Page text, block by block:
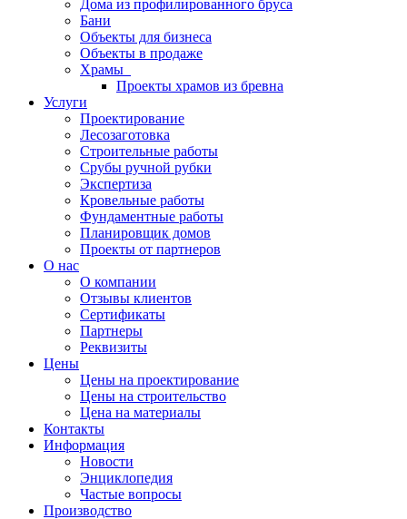
Дома из профилированного бруса
Бани
Объекты для бизнеса
Объекты в продаже
Храмы
Проекты храмов из бревна
Услуги
Проектирование
Лесозаготовка
Строительные работы
Срубы ручной рубки
Экспертиза
Кровельные работы
Фундаментные работы
Планировщик домов
Проекты от партнеров
О нас
О компании
Отзывы клиентов
Сертификаты
Партнеры
Реквизиты
Цены
Цены на проектирование
Цены на строительство
Цена на материалы
Контакты
Информация
Новости
Энциклопедия
Частые вопросы
Производство